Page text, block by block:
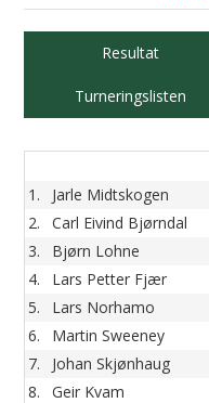
Resultat
Turneringslisten
1.
Jarle Midtskogen
2.
Carl Eivind Bjørndal
3.
Bjørn Lohne
4.
Lars Petter Fjær
5.
Lars Norhamo
6.
Martin Sweeney
7.
Johan Skjønhaug
8.
Geir Kvam